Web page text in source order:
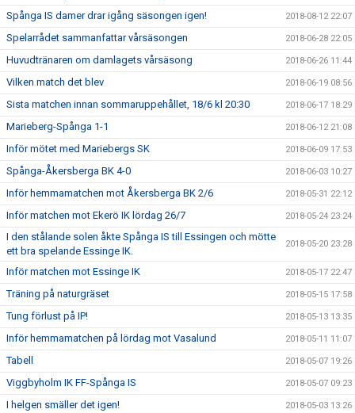
Spånga IS damer drar igång säsongen igen! 2018-08-12 22:07
Spelarrådet sammanfattar vårsäsongen 2018-06-28 22:05
Huvudtränaren om damlagets vårsäsong 2018-06-26 11:44
Vilken match det blev 2018-06-19 08:56
Sista matchen innan sommaruppehållet, 18/6 kl 20:30 2018-06-17 18:29
Marieberg-Spånga 1-1 2018-06-12 21:08
Inför mötet med Mariebergs SK 2018-06-09 17:53
Spånga-Åkersberga BK 4-0 2018-06-03 10:27
Inför hemmamatchen mot Åkersberga BK 2/6 2018-05-31 22:12
Inför matchen mot Ekerö IK lördag 26/7 2018-05-24 23:24
I den stålande solen åkte Spånga IS till Essingen och mötte
ett bra spelande Essinge IK.
2018-05-20 23:28
Inför matchen mot Essinge IK 2018-05-17 22:47
Träning på naturgräset 2018-05-15 17:58
Tung förlust på IP! 2018-05-13 13:35
Inför hemmamatchen på lördag mot Vasalund 2018-05-11 11:07
Tabell 2018-05-07 19:26
Viggbyholm IK FF-Spånga IS 2018-05-07 09:23
I helgen smäller det igen! 2018-05-03 13:26